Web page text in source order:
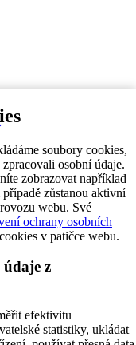
soubory cookies,
osobní údaje.
zobrazovat například
zůstanou aktivní
webu. Své
ochrany osobních
v patičce webu.
z
efektivitu
statistiky, ukládat